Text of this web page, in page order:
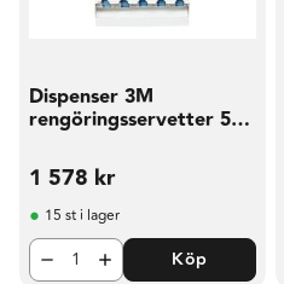
Dispenser 3M
rengöringsservetter 500
1 578 kr
15 st i lager
Köp